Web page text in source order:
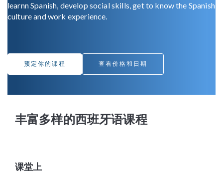
learnn Spanish, develop social skills, get to know the Spanish
culture and work experience.
预定你的课程 查看价格和日期
丰富多样的西班牙语课程
课堂上